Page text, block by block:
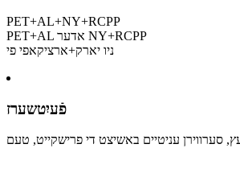
PET+AL+NY+RCPP
PET+AL אדער NY+RCPP
ניו יארק+ארציקאפי פי
פֿעיִטשערז
סערווירן עניטיים באשיצט די פרישקייט, טעם